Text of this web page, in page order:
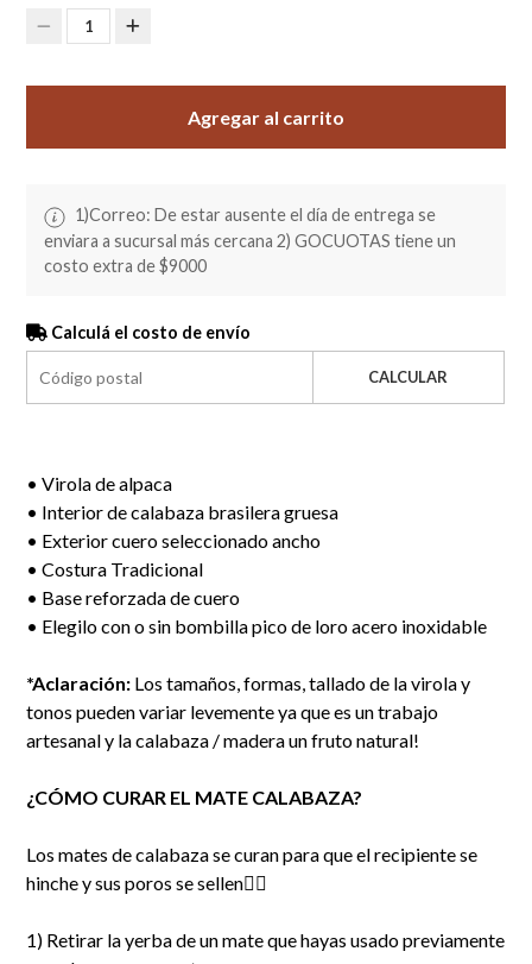
1
Agregar al carrito
1)Correo: De estar ausente el día de entrega se
enviara a sucursal más cercana 2) GOCUOTAS tiene un
costo extra de $9000
Calculá el costo de envío
CALCULAR
• Virola de alpaca
• Interior de calabaza brasilera gruesa
• Exterior cuero seleccionado ancho
• Costura Tradicional
• Base reforzada de cuero
• Elegilo con o sin bombilla pico de loro acero inoxidable
*Aclaración: Los tamaños, formas, tallado de la virola y
tonos pueden variar levemente ya que es un trabajo
artesanal y la calabaza / madera un fruto natural!
¿CÓMO CURAR EL MATE CALABAZA?
Los mates de calabaza se curan para que el recipiente se
hinche y sus poros se sellen👇🏻
1) Retirar la yerba de un mate que hayas usado previamente